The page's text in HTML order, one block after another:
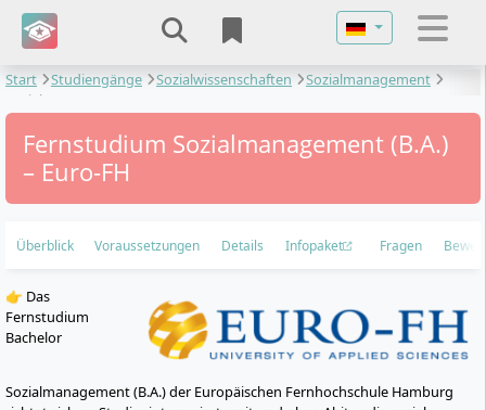
Sprache
Start Studiengänge Sozialwissenschaften
Sozialmanagement
Sozialmanagement
Fernstudium Sozialmanagement (B.A.)
– Euro-FH
Überblick Voraussetzungen Details Infopaket Fragen
👉 Das
Fernstudium
Bachelor
Sozialmanagement (B.A.) der Europäischen Fernhochschule Hamburg